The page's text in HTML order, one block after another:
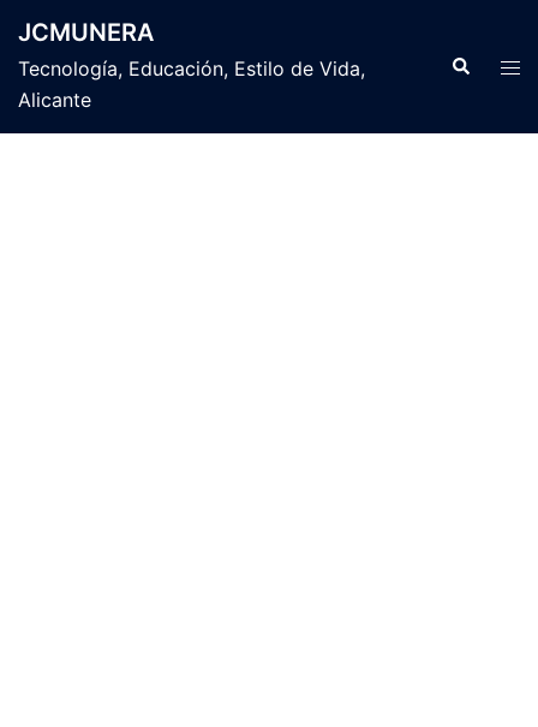
contenido
JCMUNERA
Tecnología, Educación, Estilo de Vida,
Alicante
Buscar